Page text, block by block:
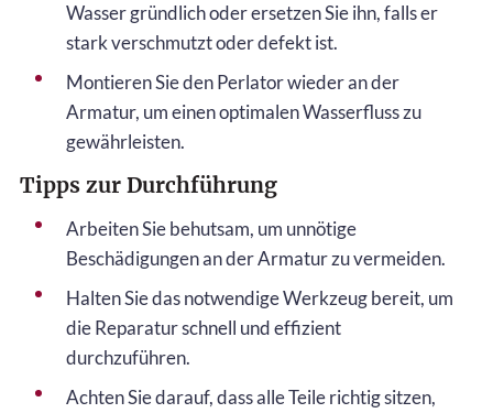
Wasser gründlich oder ersetzen Sie ihn, falls er
stark verschmutzt oder defekt ist.
Montieren Sie den Perlator wieder an der
Armatur, um einen optimalen Wasserfluss zu
gewährleisten.
Tipps zur Durchführung
Arbeiten Sie behutsam, um unnötige
Beschädigungen an der Armatur zu vermeiden.
Halten Sie das notwendige Werkzeug bereit, um
die Reparatur schnell und effizient
durchzuführen.
Achten Sie darauf, dass alle Teile richtig sitzen,